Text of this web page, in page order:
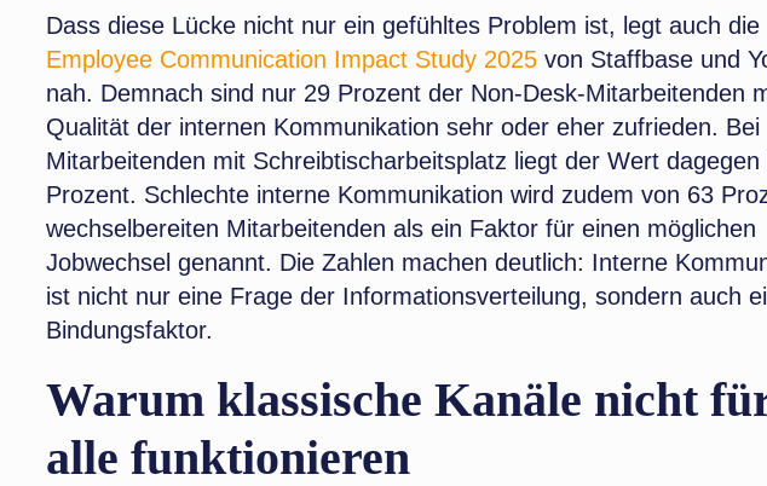
Dass diese Lücke nicht nur ein gefühltes Problem ist, legt auch die
Employee Communication Impact Study 2025von Staffbase und
nah. Demnach sind nur 29 Prozent der Non-Desk-Mitarbeitenden
Qualität der internen Kommunikation sehr oder eher zufrieden. Bei
Mitarbeitenden mit Schreibtischarbeitsplatz liegt der Wert dagegen
Prozent. Schlechte interne Kommunikation wird zudem von 63
wechselbereiten Mitarbeitenden als ein Faktor für einen möglichen
Jobwechsel genannt. Die Zahlen machen deutlich: Interne
ist nicht nur eine Frage der Informationsverteilung, sondern auch
Bindungsfaktor.
Warum klassische Kanäle nicht
alle funktionieren